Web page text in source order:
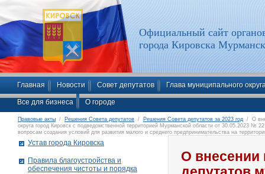
Официальный сайт
города Кировска
Главная Новости Совет депутатов Глава муниципального
Все для бизнеса О городе
Правовые акты / Решения Совета депутатов / Решения Совета депутатов за 2023 год / О
округа город Кировск с подведомственной территорией Мурманской области от 30.05.2023 №
вопросам создания условий для развития малого и среднего предпринимательства на
территорией Мурманской области»
О внесении
Устав города Кировска
Правила благоустройства и
обеспечения чистоты и порядка